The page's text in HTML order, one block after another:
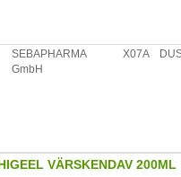
SEBAPHARMA
GmbH
X07A
VÄRSKENDAV 200ML